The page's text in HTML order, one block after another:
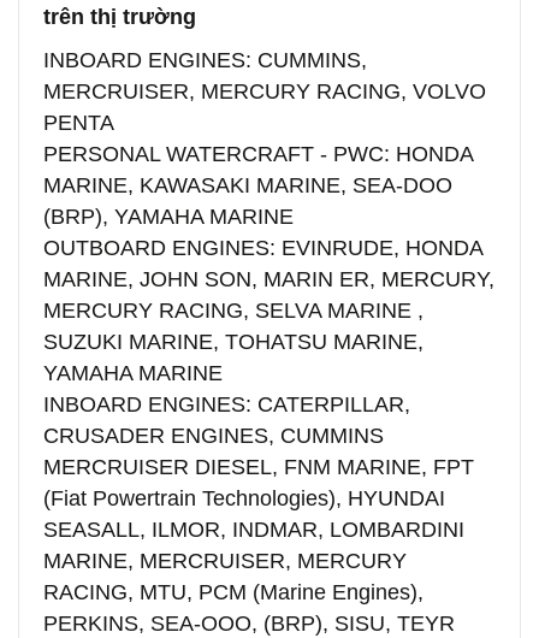
trên thị trường
INBOARD ENGINES: CUMMINS,
MERCRUISER, MERCURY RACING, VOLVO
PENTA
PERSONAL WATERCRAFT - PWC: HONDA
MARINE, KAWASAKI MARINE, SEA-DOO
(BRP), YAMAHA MARINE
OUTBOARD ENGINES: EVINRUDE, HONDA
MARINE, JOHN SON, MARIN ER, MERCURY,
MERCURY RACING, SELVA MARINE ,
SUZUKI MARINE, TOHATSU MARINE,
YAMAHA MARINE
INBOARD ENGINES: CATERPILLAR,
CRUSADER ENGINES, CUMMINS
MERCRUISER DIESEL, FNM MARINE, FPT
(Fiat Powertrain Technologies), HYUNDAI
SEASALL, ILMOR, INDMAR, LOMBARDINI
MARINE, MERCRUISER, MERCURY
RACING, MTU, PCM (Marine Engines),
PERKINS, SEA-OOO, (BRP), SISU, TEYR